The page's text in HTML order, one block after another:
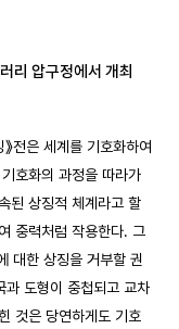
리 압구정에서 개최
전은 세계를 기호화하여
호화의 과정을 따라가
된 상징적 체계라고 할
중력처럼 작용한다. 그
대한 상징을 거부할 권
과 도형이 중첩되고 교차
것은 당연하게도 기호